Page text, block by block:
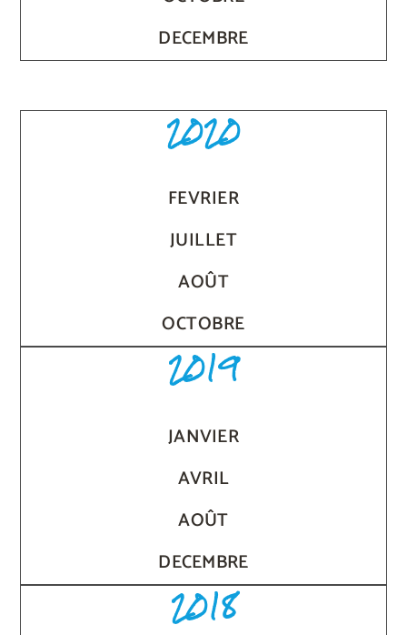
DECEMBRE
2020
FEVRIER
JUILLET
AOÛT
OCTOBRE
2019
JANVIER
AVRIL
AOÛT
DECEMBRE
2018